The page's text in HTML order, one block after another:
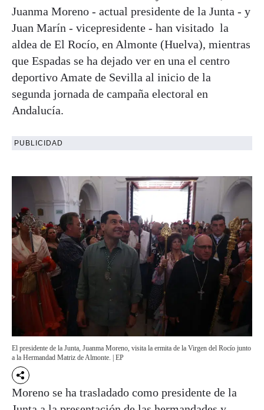
Juanma Moreno - actual presidente de la Junta - y
Juan Marín - vicepresidente - han visitado la
aldea de El Rocío, en Almonte (Huelva), mientras
que Espadas se ha dejado ver en una el centro
deportivo Amate de Sevilla al inicio de la
segunda jornada de campaña electoral en
Andalucía.
PUBLICIDAD
El presidente de la Junta, Juanma Moreno, visita la ermita de la Virgen del Rocío junto
a la Hermandad Matriz de Almonte. | EP
Moreno se ha trasladado como presidente de la